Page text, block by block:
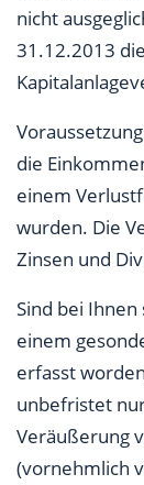
nicht
31.12.2013
die
einem
wurden. Die
Zinsen und
Sind bei
einem
erfasst
unbefristet
Veräußerung
(vornehmlich